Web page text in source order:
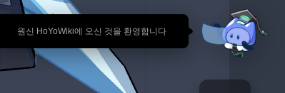
🎉 원신 HoYoWiki에 오신 것을 환영합니다